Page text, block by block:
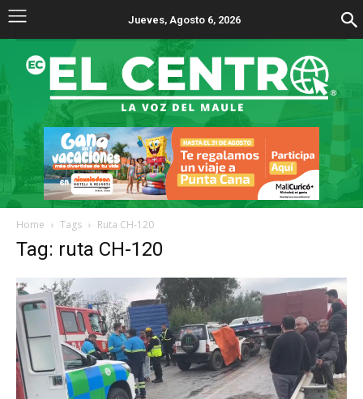
Jueves, Agosto 6, 2026
Home Tags Ruta CH-120
Tag: ruta CH-120